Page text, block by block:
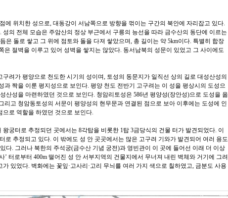
에 위치한 성으로, 대동강이 서남쪽으로 방향을 꺾이는 구간의 북안에 자리잡고 있다.
성의 전체 모습은 주암산의 정상 부근에서 구릉의 능선을 따라 금수산의 동단에 이르는
은 돌로 쌓고 그 위에 점토와 돌을 다져 쌓았으며, 총 길이는 약 5km이다. 특별히 합장
은 절벽을 이루고 있어 성벽을 쌓지는 않았다. 동서남북의 성문이 있었고 그 사이에도
려가 평양으로 천도한 시기의 성이며, 토성의 동문지가 일직선 상의 길로 대성산성의
과 짝을 이룬 평지성으로 보인다. 평양 천도 전반기 고구려는 이 성을 평상시의 도성으
산성을 마련하였던 것으로 보인다. 청암리토성은 586년 평양성(장안성)으로 도성을 옮
리고 청암동토성의 서문이 평양성의 현무문과 연결된 점으로 보아 이후에는 도성에 인
로 역할을 하였던 것으로 보인다.
궁터로 추정되던 곳에서는 8각탑을 비롯한 1탑 3금당식의 건물 터가 발견되었다. 이
로 추정되고 있다. 이 밖에도 성 안 곳곳에서는 많은 고구려 기와가 발견되어 여러 용도
다. 그러나 북한의 주석궁(금수산 기념 궁전)과 영빈관이 이 곳에 들어선 이래 더 이상
’ 터로부터 400m 떨어진 성 안 서부지역의 건물지에서 무너져 내린 벽체와 거기에 그려
있었다. 벽화에는 꽃잎·고사리·고리 무늬를 여러 가지 색으로 칠하였고, 금분도 사용